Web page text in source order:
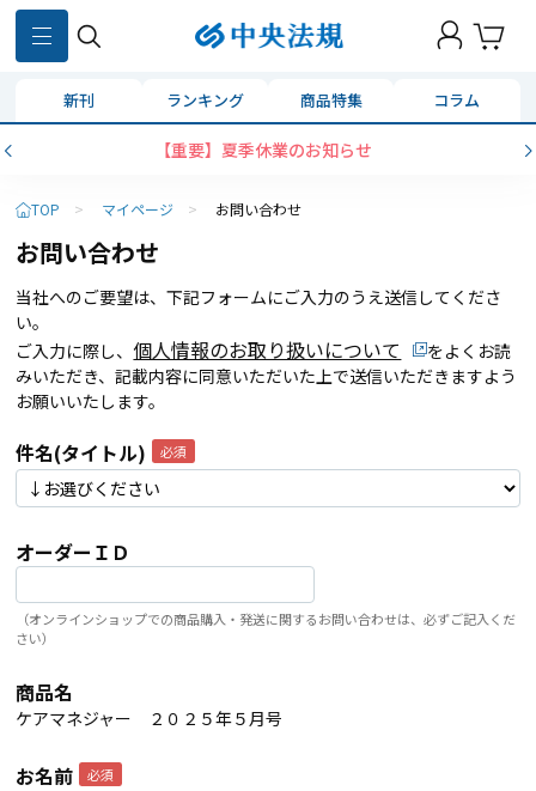
新刊 ランキング 商品特集 コラム
【重要】夏季休業のお知らせ
TOP > マイページ > お問い合わせ
お問い合わせ
当社へのご要望は、下記フォームにご入力のうえ送信してくださ
い。
ご入力に際し、 個人情報のお取り扱いについて
をよくお読
みいただき、記載内容に同意いただいた上で送信いただきますよう
お願いいたします。
件名(タイトル)
オーダーＩＤ
（オンラインショップでの商品購入・発送に関するお問い合わせは、必ずご記入くだ
さい）
商品名
ケアマネジャー ２０２５年５月号
お名前